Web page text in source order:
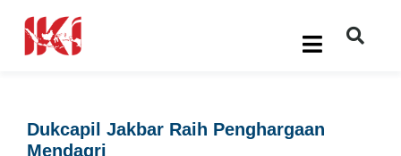
Dukcapil Jakbar Raih Penghargaan
Mendagri